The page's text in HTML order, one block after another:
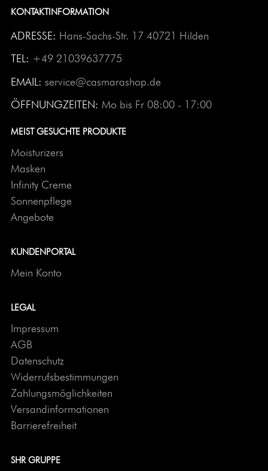
KONTAKTINFORMATION
ADRESSE: Hans-Sachs-Str. 17 40721 Hilden
TEL: +49 21039637775
EMAIL: service@casmarashop.de
ÖFFNUNGZEITEN: Mo bis Fr 08:00 - 17:00
MEIST GESUCHTE PRODUKTE
Moisturizers
Masken
Infinity Creme
Sonnenpflege
Angebote
KUNDENPORTAL
Mein Konto
LEGAL
Impressum
AGB
Datenschutz
Widerrufsbestimmungen
Zahlungsmöglichkeiten
Versandinformationen
Barrierefreiheit
SHR GRUPPE